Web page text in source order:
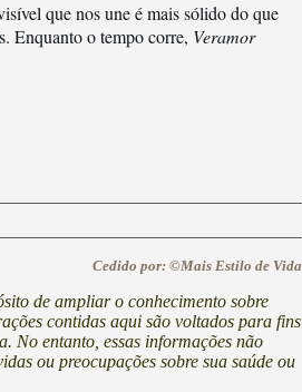
que nos une é mais sólido do que
Enquanto o tempo corre, Veramor
Cedido por: ©Mais Estilo de Vida
de ampliar o conhecimento sobre
contidas aqui são voltados para fins
No entanto, essas informações não
ou preocupações sobre sua saúde ou